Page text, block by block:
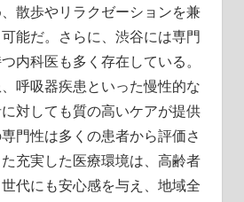
散歩やリラクゼーションを兼
能だ。さらに、渋谷には専門
内科医も多く存在している。
呼吸器疾患といった慢性的な
対しても質の高いケアが提供
門性は多くの患者から評価さ
充実した医療環境は、高齢者
代にも安心感を与え、地域全